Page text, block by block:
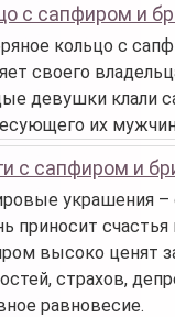
с сапфиром и
кольцо с
своего
девушки клали
их
с сапфиром и
украшения –
приносит
высоко ценят
страхов,
равновесие.